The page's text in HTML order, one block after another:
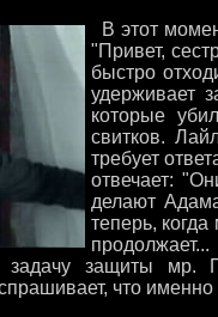
В этот
"Привет,
быстро
удерживает
которые
свитков.
требует
отвечает:
делают
теперь,
задачу защиты мр.
что именно